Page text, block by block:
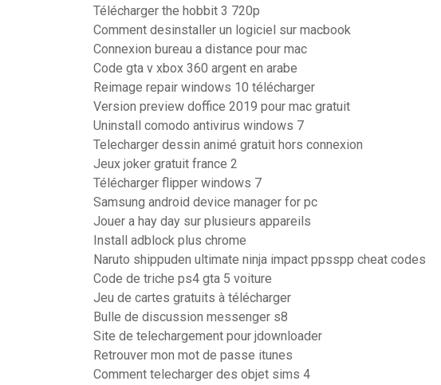
Télécharger the hobbit 3 720p
Comment desinstaller un logiciel sur macbook
Connexion bureau a distance pour mac
Code gta v xbox 360 argent en arabe
Reimage repair windows 10 télécharger
Version preview doffice 2019 pour mac gratuit
Uninstall comodo antivirus windows 7
Telecharger dessin animé gratuit hors connexion
Jeux joker gratuit france 2
Télécharger flipper windows 7
Samsung android device manager for pc
Jouer a hay day sur plusieurs appareils
Install adblock plus chrome
Naruto shippuden ultimate ninja impact ppsspp cheat codes
Code de triche ps4 gta 5 voiture
Jeu de cartes gratuits à télécharger
Bulle de discussion messenger s8
Site de telechargement pour jdownloader
Retrouver mon mot de passe itunes
Comment telecharger des objet sims 4